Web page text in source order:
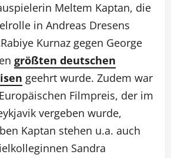
Meltem Kaptan, die
in Andreas Dresens
Kurnaz gegen George
größten deutschen
geehrt wurde. Zudem war
Filmpreis, der im
vergeben wurde,
Kaptan stehen u.a. auch
Sandra